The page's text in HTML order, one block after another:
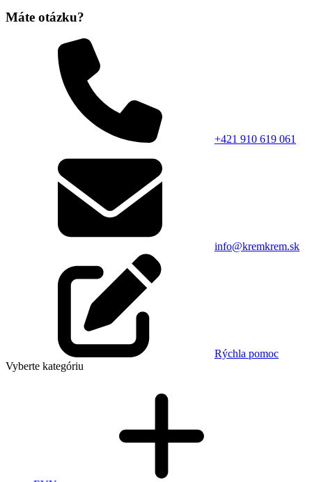
Máte otázku?
+421 910 619 061
info@kremkrem.sk
Rýchla pomoc
Vyberte kategóriu